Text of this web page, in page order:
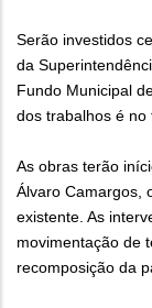
Serão investidos
da
Fundo Municipal
dos trabalhos é no
As obras terão
Álvaro Camargos,
existente. As
movimentação de
recomposição da